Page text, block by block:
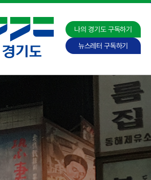
나의 경기도 구독하기
뉴스레터 구독하기